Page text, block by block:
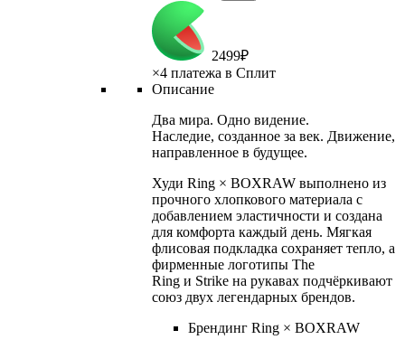
2499₽
×4 платежа в Сплит
Описание
Два мира. Одно видение.
Наследие, созданное за век. Движение,
направленное в будущее.
Худи Ring × BOXRAW выполнено из
прочного хлопкового материала с
добавлением эластичности и создана
для комфорта каждый день. Мягкая
флисовая подкладка сохраняет тепло, а
фирменные логотипы The
Ring и Strike на рукавах подчёркивают
союз двух легендарных брендов.
Брендинг Ring × BOXRAW